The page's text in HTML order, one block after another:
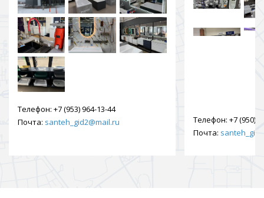
Телефон: +7 (953) 964-13-44
Почта: santeh_gid2@mail.ru Телефон: +7 (950)
Почта: